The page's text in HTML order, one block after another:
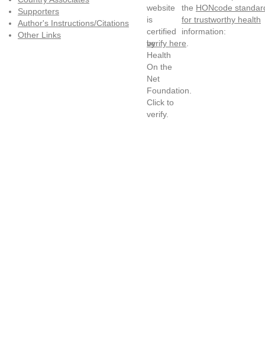
Supporters
Author's Instructions/Citations
Other Links
the HONcode
for trustworthy health
information:
verify here